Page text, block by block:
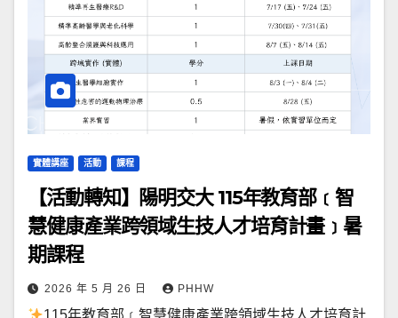
實體講座 活動 課程
【活動轉知】陽明交大 115年教育部﹝智
慧健康產業跨領域生技人才培育計畫﹞暑
期課程
2026 年 5 月 26 日 PHHW
115年教育部﹝智慧健康產業跨領域生技人才培育計